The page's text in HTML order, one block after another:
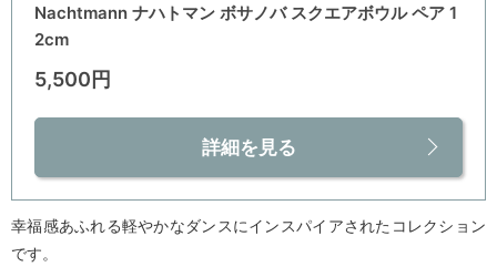
Nachtmann ナハトマン ボサノバ スクエアボウル ペア 1
2cm
5,500円
詳細を見る
幸福感あふれる軽やかなダンスにインスパイアされたコレクション
です。